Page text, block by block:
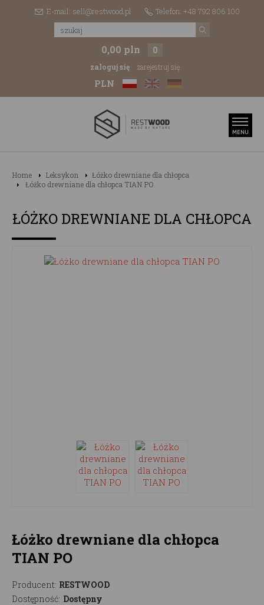
E-mail: sell@restwood.pl Telefon: +48 792 806 100
0,00 pln 0
zaloguj się zarejestruj się
PLN
Home Leksykon
Łóżko drewniane dla chłopca
Łóżko drewniane dla chłopca TIAN PO
ŁÓŻKO DREWNIANE DLA CHŁOPCA
Łóżko drewniane dla chłopca
TIAN PO
Producent: RESTWOOD
Dostępność: Dostępny